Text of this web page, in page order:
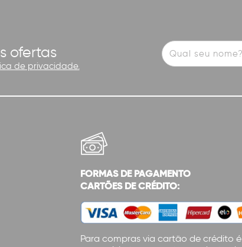
ofertas
de privacidade.
FORMAS DE PAGAMENTO
CARTÕES DE CRÉDITO:
Para compras via cartão de crédito é